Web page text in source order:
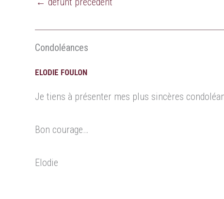
Condoléances
ELODIE FOULON
Je tiens à présenter mes plus sincères
Bon courage…
Elodie